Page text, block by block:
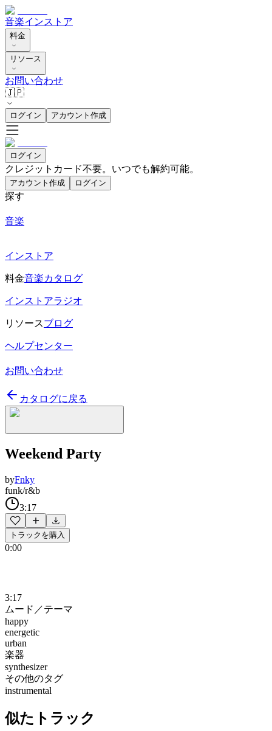
音楽インストア
料金
リソース
お問い合わせ
🇯🇵
ログイン アカウント作成
ログイン
クレジットカード不要。いつでも解約可能。
アカウント作成 ログイン
探す
音楽
インストア
料金音楽カタログ
インストアラジオ
リソースブログ
ヘルプセンター
お問い合わせ
カタログに戻る
Weekend Party
byFnky
funk/r&b
3:17
トラックを購入
0:00
3:17
ムード／テーマ
happy
energetic
urban
楽器
synthesizer
その他のタグ
instrumental
似たトラック